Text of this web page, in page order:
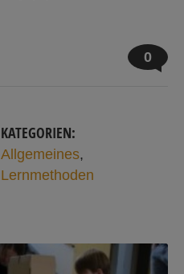
0
KATEGORIEN:
Allgemeines,
Lernmethoden